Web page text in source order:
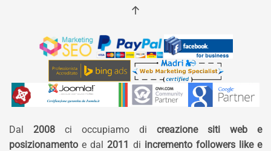
Dal 2008 ci occupiamo di creazione siti web e
posizionamento e dal 2011 di incremento followers like e